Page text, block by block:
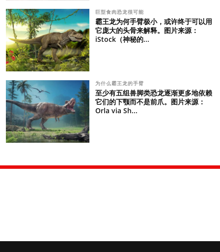
巨型食肉恐龙很可能
霸王龙为何手臂极小，或许终于可以用
它庞大的头骨来解释。图片来源：
iStock（神秘的...
为什么霸王龙的手臂
至少有五组兽脚类恐龙逐渐更多地依赖
它们的下颚而不是前爪。图片来源：
Orla via Sh...